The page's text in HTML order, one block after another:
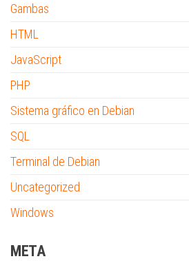
Gambas
HTML
JavaScript
PHP
Sistema gráfico en Debian
SQL
Terminal de Debian
Uncategorized
Windows
META